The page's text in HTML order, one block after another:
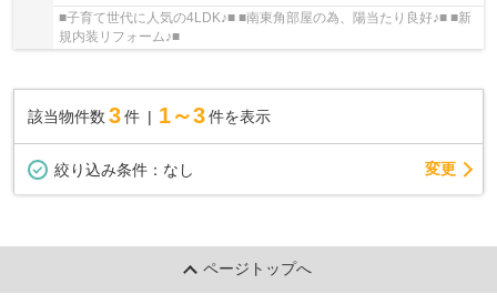
■子育て世代に人気の4LDK♪■ ■南東角部屋の為、陽当たり良好♪■ ■新
規内装リフォーム♪■
該当物件数 3件 1～3 件を表示
絞り込み条件： なし 変更
ページトップへ